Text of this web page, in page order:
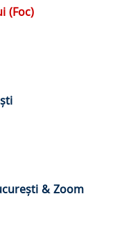
(Foc)
& Zoom